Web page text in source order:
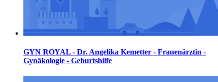
GYN ROYAL - Dr. Angelika Kemetter - Frauenärztin -
Gynäkologie - Geburtshilfe